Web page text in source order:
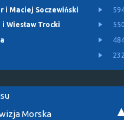
i Maciej Soczewiński
Wiesław Trocki
Morska